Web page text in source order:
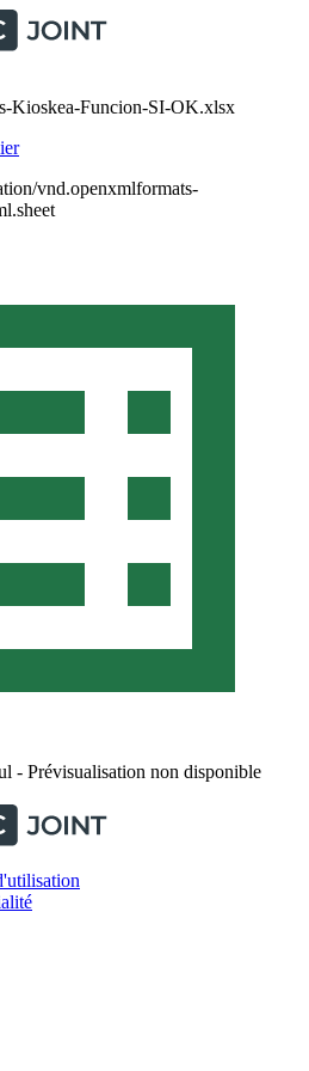
Kioskea-Funcion-SI-OK.xlsx
vnd.openxmlformats-
- Prévisualisation non disponible